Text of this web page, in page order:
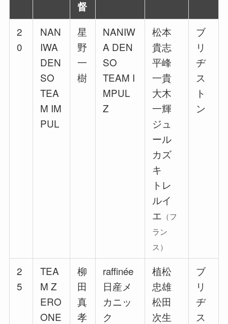
督
2
0
NAN
IWA
DEN
SO
TEA
M IM
PUL
星
野
一
樹
NANIW
A DEN
SO
TEAM I
MPUL
Z
松本
貴志
平峰
一貴
大木
一輝
ジュ
ール
カズ
キ
トレ
ルイ
エ （フ
ラン
ス）
ブ
リ
ヂ
ス
ト
ン
2
5
TEA
M Z
ERO
ONE
柳
田
真
孝
raffinée
日産メ
カニッ
ク
植松
忠雄
松田
次生
ブ
リ
ヂ
ス